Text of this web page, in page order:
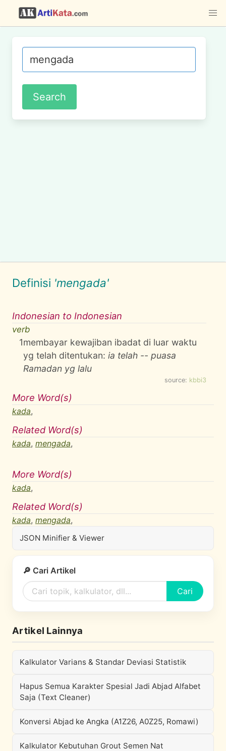
Definisi 'mengada'
Indonesian to Indonesian
verb
1membayar kewajiban ibadat di luar waktu
yg telah ditentukan:ia telah -- puasa
Ramadan yg lalu
source: kbbi3
More Word(s)
kada,
Related Word(s)
kada, mengada,
More Word(s)
kada,
Related Word(s)
kada, mengada,
JSON Minifier & Viewer
🔎 Cari Artikel
Cari
Artikel Lainnya
Kalkulator Varians & Standar Deviasi Statistik
Hapus Semua Karakter Spesial Jadi Abjad Alfabet
Saja (Text Cleaner)
Konversi Abjad ke Angka (A1Z26, A0Z25, Romawi)
Kalkulator Kebutuhan Grout Semen Nat